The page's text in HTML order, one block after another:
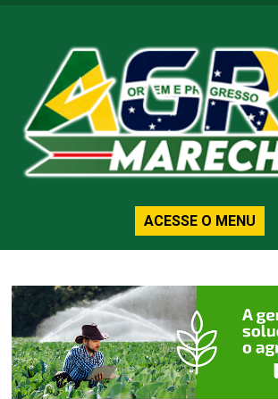
ACESSE O MENU